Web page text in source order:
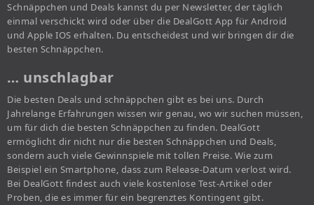
Schnäppchen und Deals kannst du per Newsletter, der täglich
einmal verschickt wird oder über die DealGott App für Android
und Apple IOS erhalten. Du entscheidest und wir bringen dir die
besten Schnäppchen.
… unschlagbar
Die besten Deals und schnäppchen gibt es bei uns. Durch
Jahrelange Erfahrungen wissen wir genau, wo wir suchen müssen,
um für dich die besten Schnäppchen zu finden. DealGott
ermöglicht dir nicht nur die besten Schnäppchen und Deals,
sondern auch viele Gewinnspiele mit tollen Preise. Wie zum
Beispiel ein Smartphone, dass zum Release-Datum verlost wird.
Bei DealGott findest auch viele kostenlose Test-Artikel oder
Proben, die es immer für ein begrenztes Kontingent gibt.